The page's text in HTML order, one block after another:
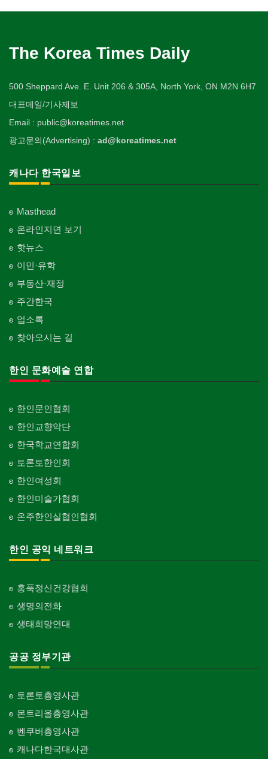
Veterinarian
Ophthalmologist
의사-외과
Surgeon
의사-치과
의사-가정의
의사-기타
의사-정신과
애완동물용품
양복점
Tailor
Fashion/Boutique
Blanket
웨딩서비스
자수
개인지도-어학/수학
개인지도-서예
Private Lesson-Calligraphy
Private Lesson-Art/Photograph
Private Lesson-Ballet/Dance
개인지도-꽃꽂이
개인지도-기타
유아원/데이케어
보석감정사
Gemologist
인쇄
Funeral Home
Employment Agency
Cleaning
카펫 청소
Carpet Cleaning
판촉물
gifts for events
Franchise
해충구제
현금인출기
ATM
Art Gallery/Framing
행사/이벤트
인벤토리
인터넷/소프트웨어 개발
Internet/Software Development
배관/플러밍
스테이징 홈
Staging Home
전기공사/수리
Electric Work
Landscaping/Gardening
창문
Window
Curtain/Carpet
Wall Paper/Paint
가라지/그라지/차고
Garage Door
Engineering
Architectural Designer
건축개발
자동차-타이어
자동차-판매/리스
Sales/Lease
자동차-견인
Towing
Auto Cleaning
Spring Water/Water Purifier
Nursing Home
Sauna
Skin Care
화장품
Cosmetics
피트니스/헬스
Fitness
산후조리서비스
Korean Businessmen's Association
Buddhist Temple
한국일보 본사 및 지국
한국정부기관
Korean Governmental Organization
한인회
Korean Cultural Association
Newspaper/TV/Radio
한국기업 현지법인/지사
Korean Enterprises In Canada
동창회-대학교
Alumni University
동창회-중·고등학교
Alumni Middle·High School
단체-협회
단체-스포츠
Organization-Sports
단체-음악/미술
Organization-Music/Art
Organization-Buddhist
Organization-Christianity
교회-장로교회
Church-Presbyterian
Church-United
Church-7th Day Adventist
교회-씨 앤 엠에이
Church-C & MA
Church-Full Gospel
Church-Evangelical
Church-Mission
Shoe Repair
ETC
아파트
The Korea Times Daily
500 Sheppard Ave. E. Unit 206 & 305A, North York, ON M2N 6H7
대표메일/기사제보
Email : public@koreatimes.net
광고문의(Advertising) : ad@koreatimes.net
캐나다 한국일보
Masthead
온라인지면 보기
핫뉴스
이민·유학
부동산·재정
주간한국
업소록
찾아오시는 길
한인 문화예술 연합
한인문인협회
한인교향악단
한국학교연합회
토론토한인회
한인여성회
한인미술가협회
온주한인실협인협회
한인 공익 네트워크
홍푹정신건강협회
생명의전화
생태희망연대
공공 정부기관
토론토총영사관
몬트리올총영사관
벤쿠버총영사관
캐나다한국대사관